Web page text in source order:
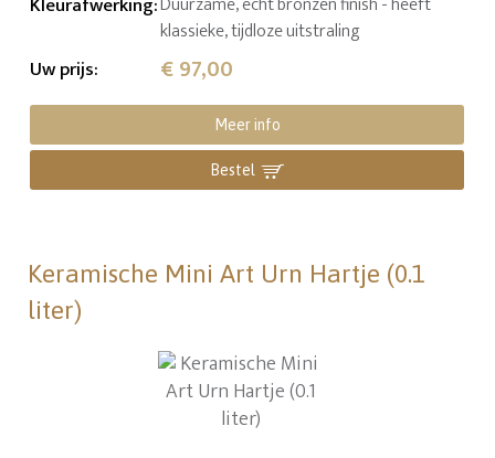
klassieke, tijdloze uitstraling
Uw prijs: € 97,00
Meer info
Bestel
Keramische Mini Art Urn Hartje (0.1
liter)